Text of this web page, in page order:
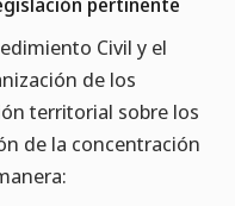
Civil y el
de los
territorial sobre los
de la concentración